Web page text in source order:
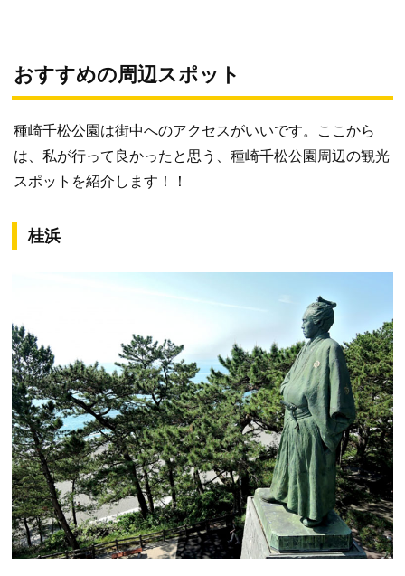
おすすめの周辺スポット
種崎千松公園は街中へのアクセスがいいです。ここから
は、私が行って良かったと思う、種崎千松公園周辺の観光
スポットを紹介します！！
桂浜